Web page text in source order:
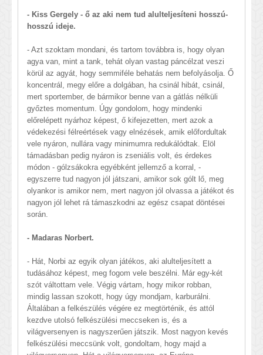
- Kiss Gergely - ő az aki nem tud alulteljesíteni hosszú-
hosszú ideje.
- Azt szoktam mondani, és tartom továbbra is, hogy olyan
agya van, mint a tank, tehát olyan vastag páncélzat veszi
körül az agyát, hogy semmiféle behatás nem befolyásolja. Ő
koncentrál, megy előre a dolgában, ha csinál hibát, csinál,
mert sportember, de bármikor benne van a gátlás nélküli
győztes momentum. Úgy gondolom, hogy mindenki
előrelépett nyárhoz képest, ő kifejezetten, mert azok a
védekezési félreértések vagy elnézések, amik előfordultak
vele nyáron, nullára vagy minimumra redukálódtak. Elöl
támadásban pedig nyáron is zseniális volt, és érdekes
módon - gólzsákokra egyébként jellemző a korral, -
egyszerre tud nagyon jól játszani, amikor sok gólt lő, meg
olyankor is amikor nem, mert nagyon jól olvassa a játékot és
nagyon jól lehet rá támaszkodni az egész csapat döntései
során.
- Madaras Norbert.
- Hát, Norbi az egyik olyan játékos, aki alulteljesített a
tudásához képest, meg fogom vele beszélni. Már egy-két
szót váltottam vele. Végig vártam, hogy mikor robban,
mindig lassan szokott, hogy úgy mondjam, karburálni.
Általában a felkészülés végére ez megtörténik, és attól
kezdve utolsó felkészülési meccseken is, és a
világversenyen is nagyszerűen játszik. Most nagyon kevés
felkészülési meccsünk volt, gondoltam, hogy majd a